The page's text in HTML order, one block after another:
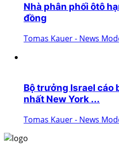
Nhà phân phối ôtô
đồng
Tomas Kauer - News
Bộ trưởng Israel cáo
nhất New York ...
Tomas Kauer - News